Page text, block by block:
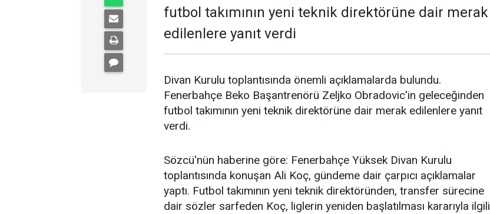
futbol takımının yeni teknik direktörüne dair merak
edilenlere yanıt verdi
Divan Kurulu toplantısında önemli açıklamalarda bulundu.
Fenerbahçe Beko Başantrenörü Zeljko Obradovic'in geleceğinden
futbol takımının yeni teknik direktörüne dair merak edilenlere yanıt
verdi.
Sözcü'nün haberine göre: Fenerbahçe Yüksek Divan Kurulu
toplantısında konuşan Ali Koç, gündeme dair çarpıcı açıklamalar
yaptı. Futbol takımının yeni teknik direktöründen, transfer sürecine
dair sözler sarfeden Koç, liglerin yeniden başlatılması kararıyla ilgili